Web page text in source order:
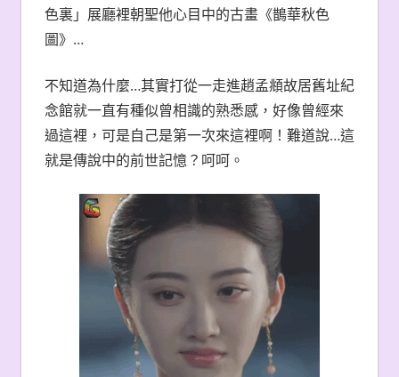
色裏」展廳裡朝聖他心目中的古畫《鵲華秋色
圖》…
不知道為什麼…其實打從一走進趙孟頫故居舊址紀
念館就一直有種似曾相識的熟悉感，好像曾經來
過這裡，可是自己是第一次來這裡啊！難道說…這
就是傳說中的前世記憶？呵呵。